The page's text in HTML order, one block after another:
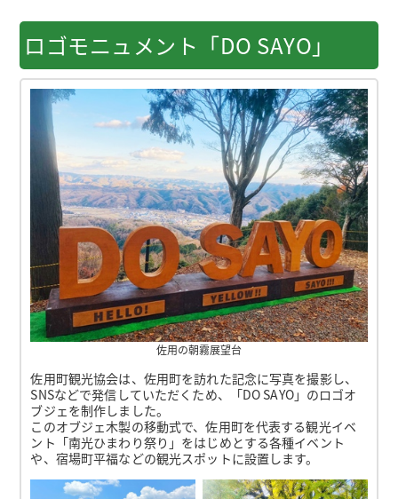
ロゴモニュメント「DO SAYO」
佐用の朝霧展望台
佐用町観光協会は、佐用町を訪れた記念に写真を撮影し、
SNSなどで発信していただくため、「DO SAYO」のロゴオ
ブジェを制作しました。
このオブジェ木製の移動式で、佐用町を代表する観光イベ
ント「南光ひまわり祭り」をはじめとする各種イベント
や、宿場町平福などの観光スポットに設置します。